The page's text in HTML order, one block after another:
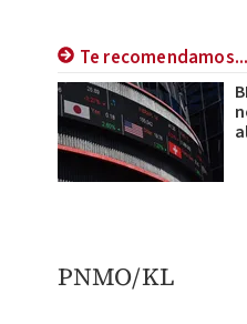
Te recomendamos...
PNMO/KL